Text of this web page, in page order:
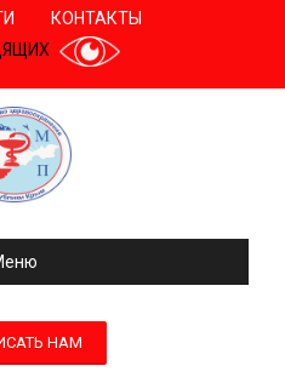
КОНТАКТЫ
НАМ